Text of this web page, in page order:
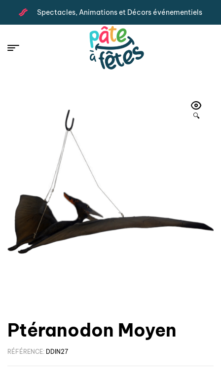
Spectacles, Animations et Décors événementiels
🔍
Ptéranodon Moyen
RÉFÉRENCE: DDIN27